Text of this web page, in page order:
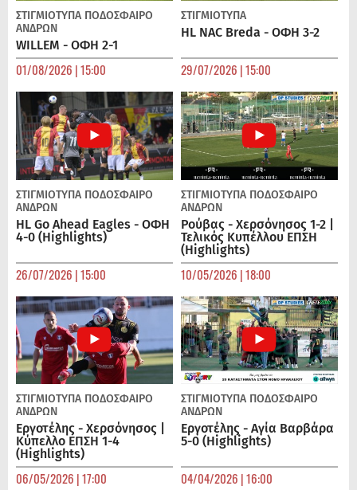
ΣΤΙΓΜΙΟΤΥΠΑ ΠΟΔΌΣΦΑΙΡΟ
ΑΝΔΡΏΝ
WILLEM - ΟΦΗ 2-1
01/08/2026 | 15:00
ΣΤΙΓΜΙΟΤΥΠΑ
HL NAC Breda - ΟΦΗ 3-2
29/07/2026 | 15:00
ΣΤΙΓΜΙΟΤΥΠΑ ΠΟΔΌΣΦΑΙΡΟ
ΑΝΔΡΏΝ
HL Go Ahead Eagles - ΟΦΗ
4-0 (Highlights)
26/07/2026 | 15:00
ΣΤΙΓΜΙΟΤΥΠΑ ΠΟΔΌΣΦΑΙΡΟ
ΑΝΔΡΏΝ
Ρούβας - Χερσόνησος 1-2 |
Τελικός Κυπέλλου ΕΠΣΗ
(Highlights)
10/05/2026 | 18:00
ΣΤΙΓΜΙΟΤΥΠΑ ΠΟΔΌΣΦΑΙΡΟ
ΑΝΔΡΏΝ
Εργοτέλης - Χερσόνησος |
Κύπελλο ΕΠΣΗ 1-4
(Highlights)
06/05/2026 | 17:00
ΣΤΙΓΜΙΟΤΥΠΑ ΠΟΔΌΣΦΑΙΡΟ
ΑΝΔΡΏΝ
Εργοτέλης - Αγία Βαρβάρα
5-0 (Highlights)
04/04/2026 | 16:00